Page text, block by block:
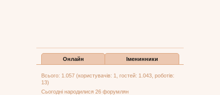
Онлайн Іменинники
Всього: 1.057 (користувачів: 1, гостей: 1.043, роботів:
13)
Сьогодні народилися 26 форумлян